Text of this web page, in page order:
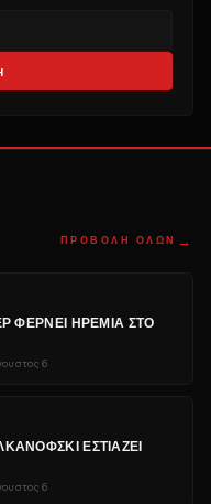
ΠΡΟΒΟΛΉ ΌΛΩΝ →
ΦΈΡΝΕΙ ΗΡΕΜΊΑ ΣΤΟ
6
ΕΣΤΙΆΖΕΙ
6